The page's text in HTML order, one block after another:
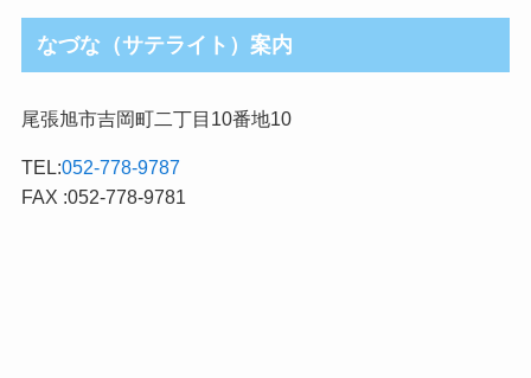
なづな（サテライト）案内
尾張旭市吉岡町二丁目10番地10
TEL:052-778-9787
FAX :052-778-9781